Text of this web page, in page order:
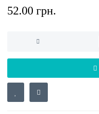
52.00 грн.